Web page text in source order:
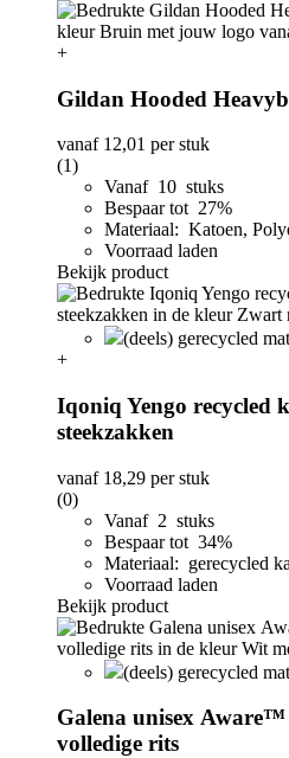
+
Gildan Hooded
vanaf 12,01 per stuk
(1)
Vanaf 10 stuks
Bespaar tot 27%
Materiaal: Katoen,
Voorraad laden
Bekijk product
(deels) gerecycled
+
Iqoniq Yengo recycled
steekzakken
vanaf 18,29 per stuk
(0)
Vanaf 2 stuks
Bespaar tot 34%
Materiaal: gerecycled
Voorraad laden
Bekijk product
(deels) gerecycled
Galena unisex Aware™
volledige rits